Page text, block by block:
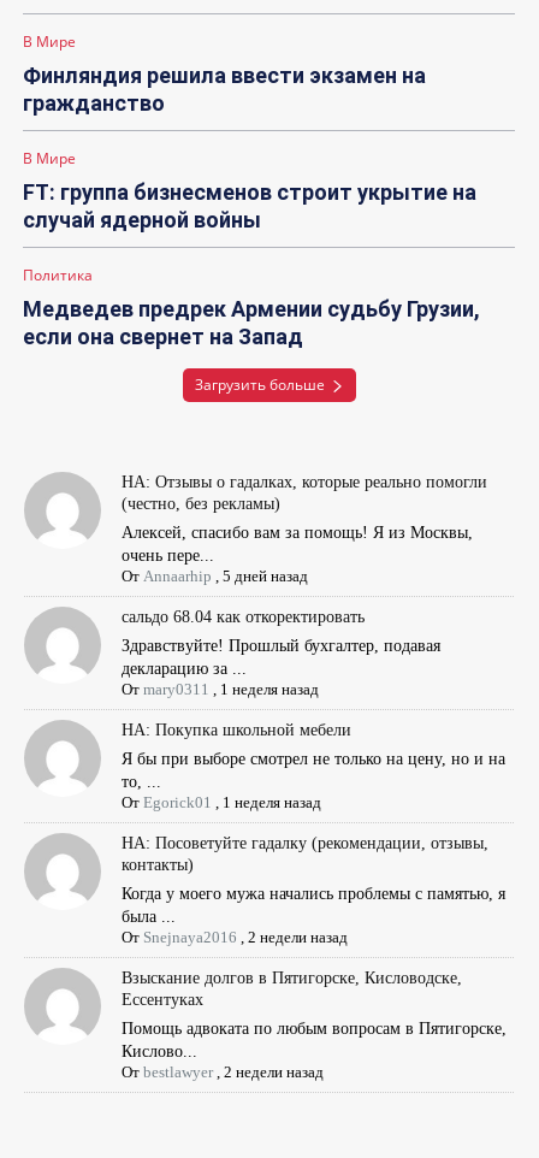
В Мире
Финляндия решила ввести экзамен на
гражданство
В Мире
FT: группа бизнесменов строит укрытие на
случай ядерной войны
Политика
Медведев предрек Армении судьбу Грузии,
если она свернет на Запад
Загрузить больше
НА: Отзывы о гадалках, которые реально помогли
(честно, без рекламы)
Алексей, спасибо вам за помощь! Я из Москвы,
очень пере...
От Annaarhip ,5 дней назад
сальдо 68.04 как откоректировать
Здравствуйте! Прошлый бухгалтер, подавая
декларацию за ...
Отmary0311 1 неделя назад
НА: Покупка школьной мебели
Я бы при выборе смотрел не только на цену, но и на
то, ...
ОтEgorick01 1 неделя назад
НА: Посоветуйте гадалку (рекомендации, отзывы,
контакты)
Когда у моего мужа начались проблемы с памятью, я
была ...
От Snejnaya2016 ,2 недели назад
Взыскание долгов в Пятигорске, Кисловодске,
Ессентуках
Помощь адвоката по любым вопросам в Пятигорске,
Кислово...
Отbestlawyer,2 недели назад